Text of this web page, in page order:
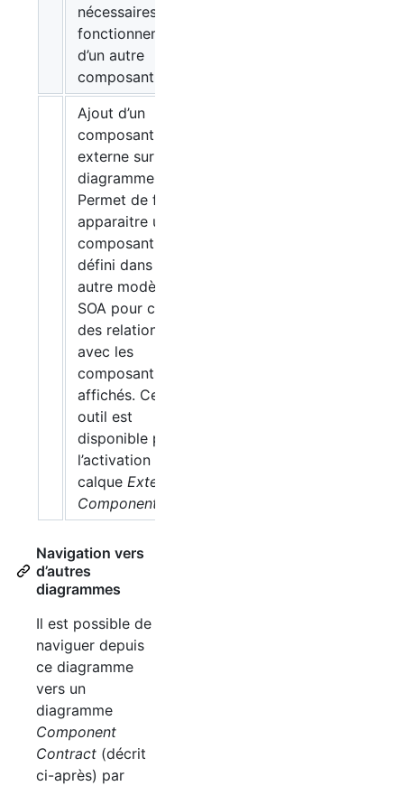
nécessaires au
fonctionnement
d’un autre
composant.
Ajout d’un
composant
externe sur le
diagramme.
Permet de faire
apparaitre un
composant
défini dans un
autre modèle
SOA pour créer
des relations
avec les
composants
affichés. Cet
outil est
disponible par
l’activation du
calque External
Components
Navigation vers
d’autres
diagrammes
Il est possible de
naviguer depuis
ce diagramme
vers un
diagramme
Component
Contract (décrit
ci-après) par